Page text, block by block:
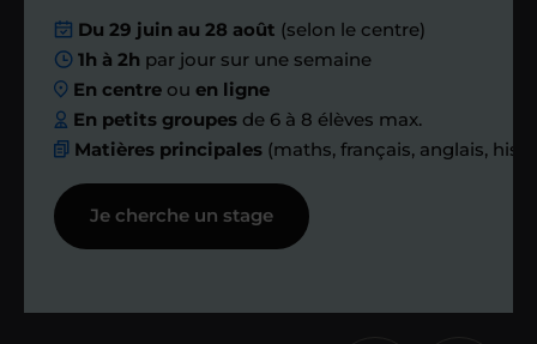
Nous planifions
ensemble des
échanges réguliers
Afin de suivre le travail et les progrès
réalisés, votre enseignant et moi-
même vous proposons des points et
Du 29 juin au 28 août (selon le centre)
1h à 2h par jour sur une semaine
En centre ouen ligne
En petits groupes de 6 à 8 élèves max.
Matières principales (maths, français, anglais,
Je cherche un stage